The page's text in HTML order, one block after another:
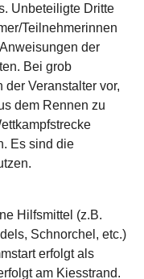
Unbeteiligte Dritte
Teilnehmerinnen
der
Bei grob
Veranstalter vor,
dem Rennen zu
Es sind die
Hilfsmittel (z.B.
Schnorchel, etc.)
erfolgt als
am Kiesstrand.